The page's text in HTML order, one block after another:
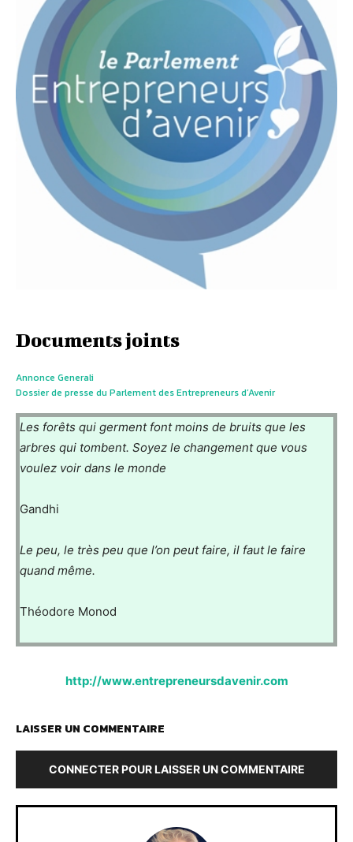
Documents joints
Annonce Generali
Dossier de presse du Parlement des Entrepreneurs d’Avenir
Les forêts qui germent font moins de bruits que les
arbres qui tombent. Soyez le changement que vous
voulez voir dans le monde
Gandhi
Le peu, le très peu que l’on peut faire, il faut le faire
quand même.
Théodore Monod
http://www.entrepreneursdavenir.com
LAISSER UN COMMENTAIRE
CONNECTER POUR LAISSER UN COMMENTAIRE